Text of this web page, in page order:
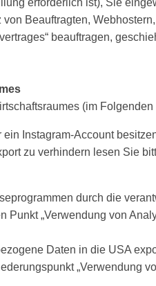
erforderlich ist), Sie
Beauftragten, Webhostern,
beauftragen,
(im Folgenden
Instagram-Account
zu verhindern lesen Sie
durch die
„Verwendung von
Daten in die USA
„Verwendung